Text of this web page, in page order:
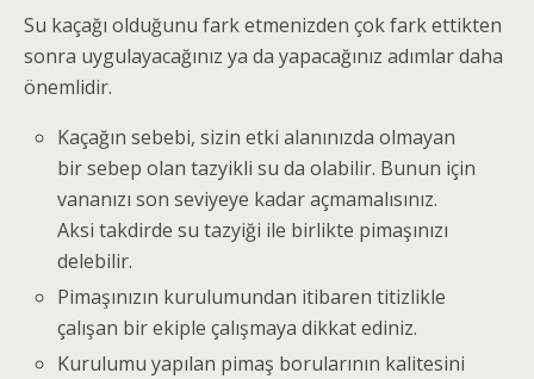
Su kaçağı olduğunu fark etmenizden çok fark ettikten
sonra uygulayacağınız ya da yapacağınız adımlar daha
önemlidir.
Kaçağın sebebi, sizin etki alanınızda olmayan
bir sebep olan tazyikli su da olabilir. Bunun için
vananızı son seviyeye kadar açmamalısınız.
Aksi takdirde su tazyiği ile birlikte pimaşınızı
delebilir.
Pimaşınızın kurulumundan itibaren titizlikle
çalışan bir ekiple çalışmaya dikkat ediniz.
Kurulumu yapılan pimaş borularının kalitesini